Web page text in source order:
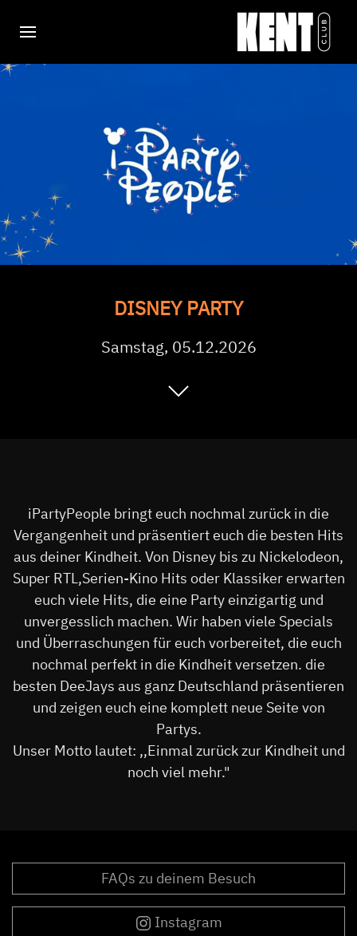
DISNEY PARTY
Samstag, 05.12.2026
iPartyPeople bringt euch nochmal zurück in die
Vergangenheit und präsentiert euch die besten Hits
aus deiner Kindheit. Von Disney bis zu Nickelodeon,
Super RTL,Serien-Kino Hits oder Klassiker erwarten
euch viele Hits, die eine Party einzigartig und
unvergesslich machen. Wir haben viele Specials
und Überraschungen für euch vorbereitet, die euch
nochmal perfekt in die Kindheit versetzen. die
besten DeeJays aus ganz Deutschland präsentieren
und zeigen euch eine komplett neue Seite von
Partys.
Unser Motto lautet: ,,Einmal zurück zur Kindheit und
noch viel mehr."
FAQs zu deinem Besuch
Instagram